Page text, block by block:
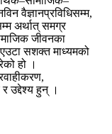
वैज्ञानप्रविधिसम्म,
अर्थात् समग्र
जीवनका
सशक्त माध्यमको
हो ।
उद्देश्य हुन् ।